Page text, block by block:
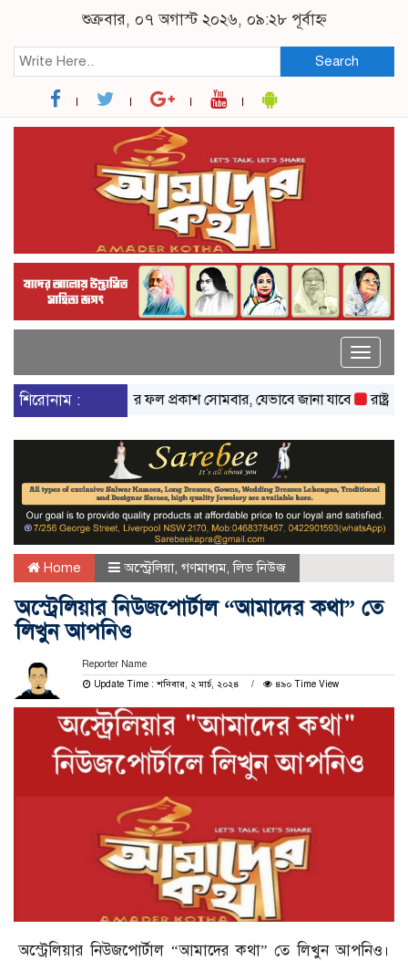
শুক্রবার, ০৭ অগাস্ট ২০২৬, ০৯:২৮ পূর্বাহ্ন
Search
Toggle
শিরোনাম :
এসএসসির ফল প্রকাশ সোমবার, যেভাবে জানা যাবে রাষ্ট্রপতি
Home অস্ট্রেলিয়া, গণমাধ্যম,লিড নিউজ
অস্ট্রেলিয়ার নিউজপোর্টাল “আমাদের কথা” তে
লিখুন আপনিও
Reporter Name
Update Time : শনিবার, ২ মার্চ, ২০২৪
৪৯০ Time View
অস্ট্রেলিয়ার নিউজপোর্টাল “আমাদের কথা” তে লিখুন আপনিও।